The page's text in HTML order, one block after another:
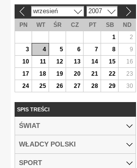
wrzesień 2007
PN WT ŚR CZ PT SB
ND
1
2
3
4 5 6 7 8
9
10
11 12 13 14 15
16
17
18 19 20 21 22
23
24
25 26 27 28 29 30
SPIS TREŚCI
ŚWIAT
WŁADCY POLSKI
SPORT